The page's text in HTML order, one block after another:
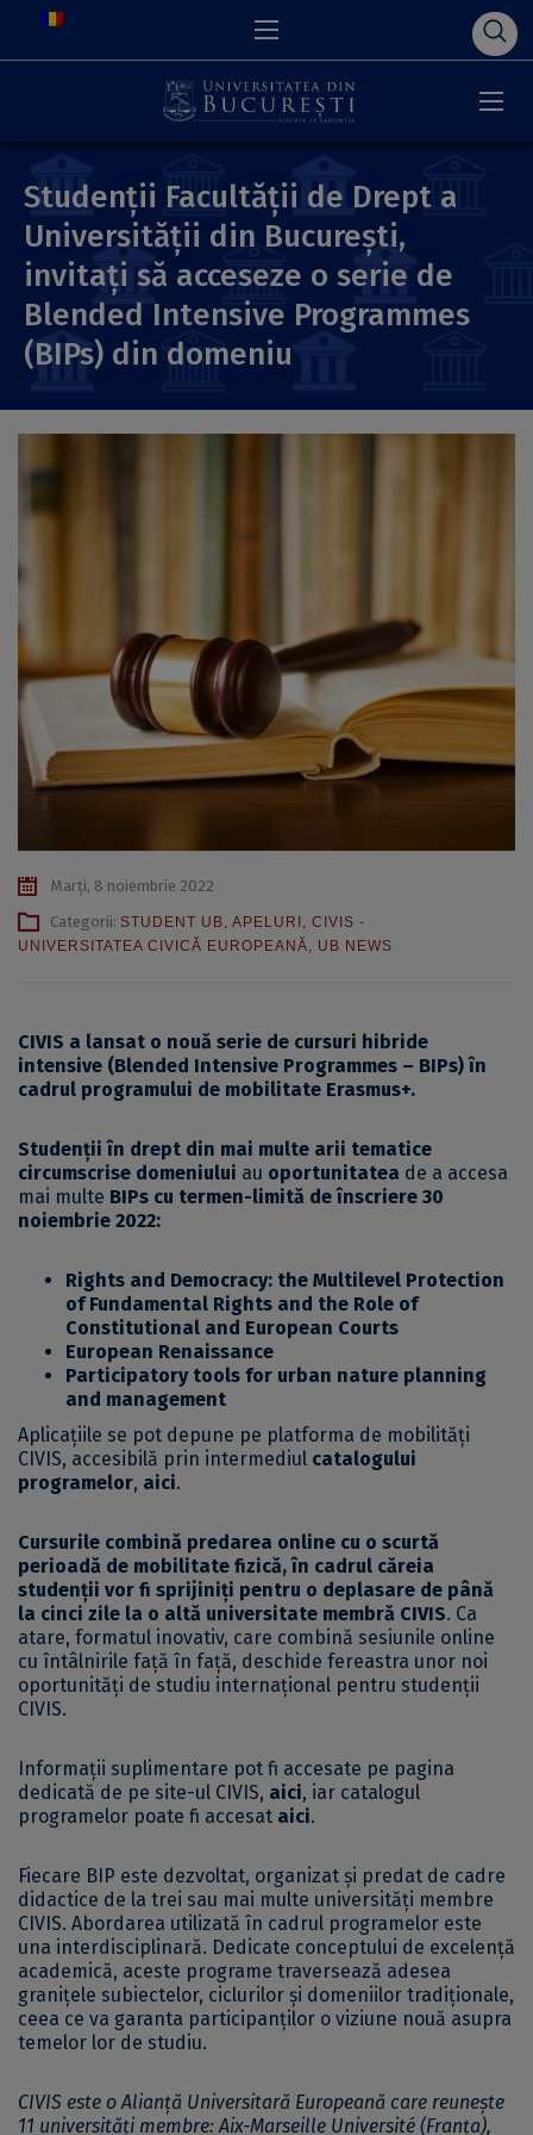
Studenții Facultății de Drept a
Universității din București,
invitați să acceseze o serie de
Blended Intensive Programmes
(BIPs) din domeniu
Marți, 8 noiembrie 2022
Categorii: STUDENT UB, APELURI , CIVIS -
UNIVERSITATEA CIVICĂ EUROPEANĂ, UB NEWS
CIVIS a lansat o nouă serie de cursuri hibride
intensive (Blended Intensive Programmes – BIPs) în
cadrul programului de mobilitate Erasmus+.
Studenții în drept din mai multe arii tematice
circumscrise domeniului au oportunitatea de a accesa
mai multe BIPs cu termen-limită de înscriere 30
noiembrie 2022:
Rights and Democracy: the Multilevel Protection
of Fundamental Rights and the Role of
Constitutional and European Courts
European Renaissance
Participatory tools for urban nature planning
and management
Aplicațiile se pot depune pe platforma de mobilități
CIVIS, accesibilă prin intermediul catalogului
programelor, aici.
Cursurile combină predarea online cu o scurtă
perioadă de mobilitate fizică, în cadrul căreia
studenții vor fi sprijiniți pentru o deplasare de până
la cinci zile la o altă universitate membră CIVIS. Ca
atare, formatul inovativ, care combină sesiunile online
cu întâlnirile față în față, deschide fereastra unor noi
oportunități de studiu internațional pentru studenții
CIVIS.
Informații suplimentare pot fi accesate pe pagina
dedicată de pe site-ul CIVIS, aici, iar catalogul
programelor poate fi accesat aici.
Fiecare BIP este dezvoltat, organizat și predat de cadre
didactice de la trei sau mai multe universități membre
CIVIS. Abordarea utilizată în cadrul programelor este
una interdisciplinară. Dedicate conceptului de excelență
academică, aceste programe traversează adesea
granițele subiectelor, ciclurilor și domeniilor tradiționale,
ceea ce va garanta participanților o viziune nouă asupra
temelor lor de studiu.
CIVIS este o Alianță Universitară Europeană care reunește
11 universități membre: Aix-Marseille Université (Franța),